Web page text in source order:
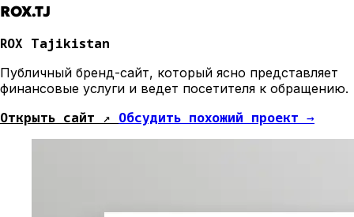
ROX.TJ
ROX Tajikistan
Публичный бренд-сайт, который ясно представляет
финансовые услуги и ведет посетителя к обращению.
Открыть сайт ↗ Обсудить похожий проект →